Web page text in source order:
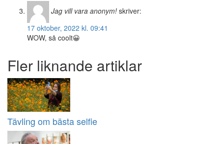
Jag vill vara anonym! skriver:
17 oktober, 2022 kl. 09:41
WOW, så coolt😀
Fler liknande artiklar
Tävling om bästa selfie